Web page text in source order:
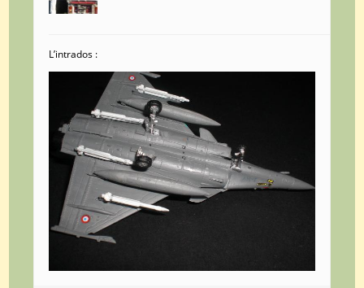
L’intrados :